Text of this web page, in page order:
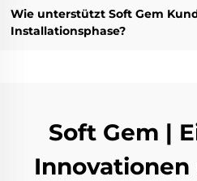
Wie unterstützt Soft Gem
Installationsphase?
Soft Gem |
Innovationen